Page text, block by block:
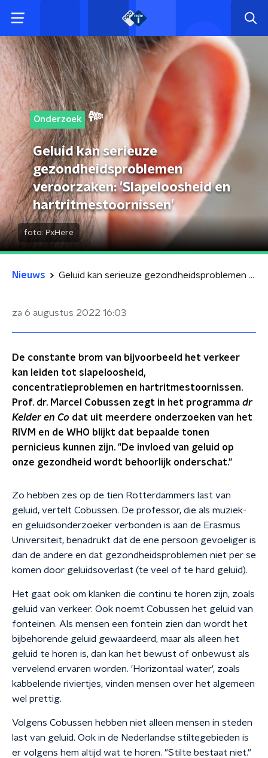
Onderzoek
Geluid kan serieuze
gezondheidsproblemen
veroorzaken: 'Slapeloosheid en
hartritmestoornissen'
foto: PxHere
Nieuws Geluid kan serieuze gezondheidsproblemen veroorzaken: 'Slapeloosheid en hartritmestoornissen'
za 6 augustus 2022 16:03
De constante brom van bijvoorbeeld het verkeer
kan leiden tot slapeloosheid,
concentratieproblemen en hartritmestoornissen.
Prof. dr. Marcel Cobussen zegt in het programma dr
Kelder en Co dat uit meerdere onderzoeken van het
RIVM en de WHO blijkt dat bepaalde tonen
pernicieus kunnen zijn. "De invloed van geluid op
onze gezondheid wordt behoorlijk onderschat."
Zo hebben zes op de tien Rotterdammers last van
geluid, vertelt Cobussen. De professor, die als muziek-
en geluidsonderzoeker verbonden is aan de Erasmus
Universiteit, benadrukt dat de ene persoon gevoeliger is
dan de andere en dat gezondheidsproblemen niet per se
komen door geluidsoverlast (te veel of te hard geluid).
Het gaat ook om klanken die continu te horen zijn, zoals
geluid van verkeer. Ook noemt Cobussen het geluid van
fonteinen. Als mensen een fontein zien dan wordt het
bijbehorende geluid gewaardeerd, maar als alleen het
geluid te horen is, dan kan het bewust of onbewust als
vervelend ervaren worden. 'Horizontaal water', zoals
kabbelende riviertjes, vinden mensen over het algemeen
wel prettig.
Volgens Cobussen hebben niet alleen mensen in steden
last van geluid. Ook in de Nederlandse stiltegebieden is
er volgens hem altijd wat te horen. "Stilte bestaat niet."